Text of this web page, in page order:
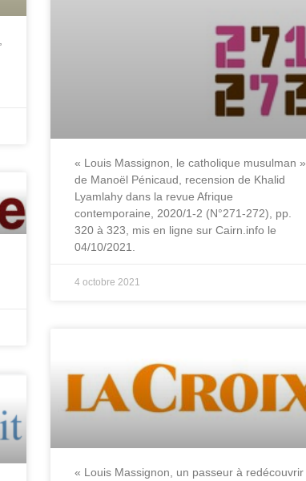
« Louis Massignon, le catholique musulman »,
de Manoël Pénicaud, recension de Khalid
Lyamlahy dans la revue Afrique
contemporaine, 2020/1-2 (N°271-272), pp.
320 à 323, mis en ligne sur Cairn.info le
04/10/2021.
4 octobre 2021
« Louis Massignon, un passeur à redécouvrir